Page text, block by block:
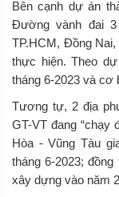
Bên cạnh dự án
Đường vành đai
TP.HCM, Đồng
thực hiện. Theo
tháng 6-2023 và cơ
Tương tự, 2 địa
GT-VT đang
Hòa - Vũng Tàu
tháng 6-2023;
xây dựng vào năm